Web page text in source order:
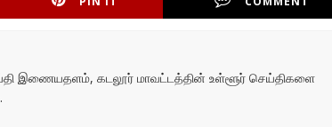
இணையதளம், கடலூர் மாவட்டத்தின் உள்ளூர் செய்திகளை